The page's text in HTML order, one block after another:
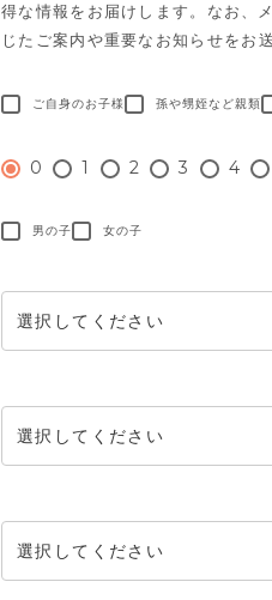
得な情報をお届けします。 なお、
じたご案内や重要なお知らせをお
ご自身のお子様 孫や甥姪など親類
0 1 2 3 4
男の子 女の子